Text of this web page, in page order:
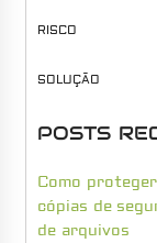
RISCO
SOLUÇÃO
POSTS
Como
cópias de
de arquivos